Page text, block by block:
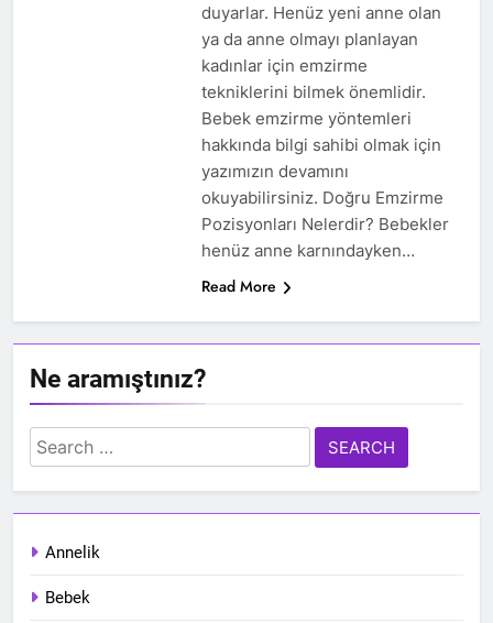
duyarlar. Henüz yeni anne olan
ya da anne olmayı planlayan
kadınlar için emzirme
tekniklerini bilmek önemlidir.
Bebek emzirme yöntemleri
hakkında bilgi sahibi olmak için
yazımızın devamını
okuyabilirsiniz. Doğru Emzirme
Pozisyonları Nelerdir? Bebekler
henüz anne karnındayken…
Read More
Ne aramıştınız?
Search
for:
Annelik
Bebek